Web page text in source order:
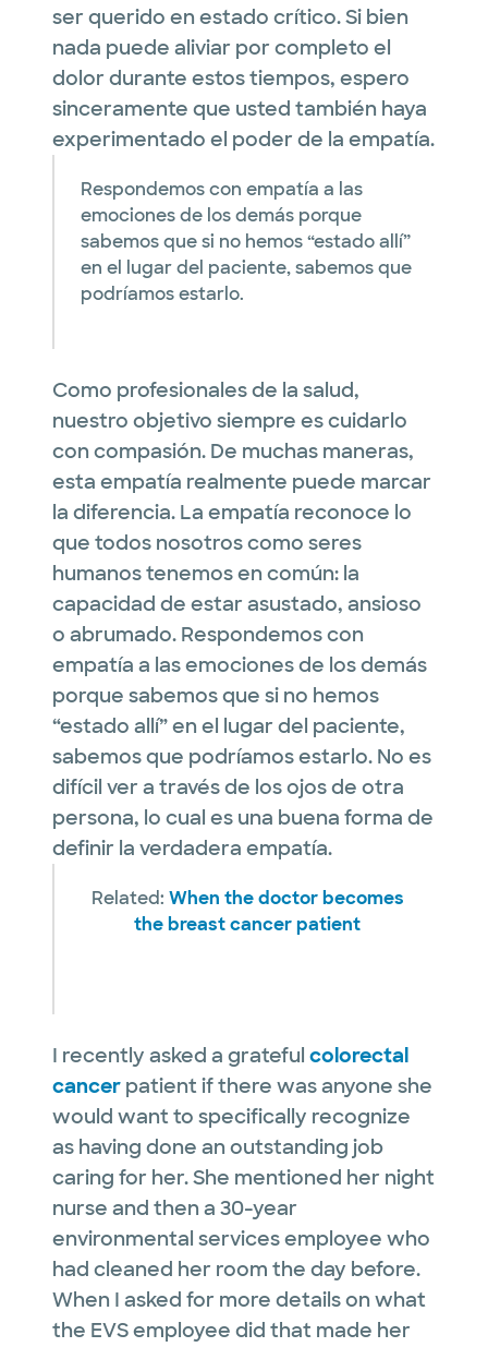
ser querido en estado crítico. Si bien
nada puede aliviar por completo el
dolor durante estos tiempos, espero
sinceramente que usted también haya
experimentado el poder de la empatía.
Respondemos con empatía a las
emociones de los demás porque
sabemos que si no hemos “estado allí”
en el lugar del paciente, sabemos que
podríamos estarlo.
Como profesionales de la salud,
nuestro objetivo siempre es cuidarlo
con compasión. De muchas maneras,
esta empatía realmente puede marcar
la diferencia. La empatía reconoce lo
que todos nosotros como seres
humanos tenemos en común: la
capacidad de estar asustado, ansioso
o abrumado. Respondemos con
empatía a las emociones de los demás
porque sabemos que si no hemos
“estado allí” en el lugar del paciente,
sabemos que podríamos estarlo. No es
difícil ver a través de los ojos de otra
persona, lo cual es una buena forma de
definir la verdadera empatía.
Related: When the doctor becomes
the breast cancer patient
I recently asked a grateful colorectal
cancer patient if there was anyone she
would want to specifically recognize
as having done an outstanding job
caring for her. She mentioned her night
nurse and then a 30-year
environmental services employee who
had cleaned her room the day before.
When I asked for more details on what
the EVS employee did that made her